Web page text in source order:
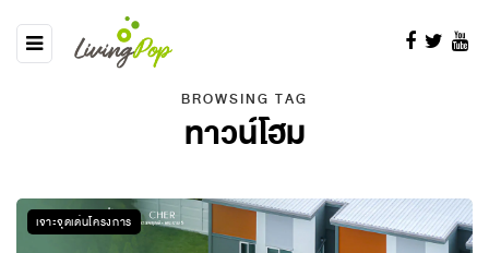
BROWSING TAG
ทาวน์โฮม
เจาะจุดเด่นโครงการ